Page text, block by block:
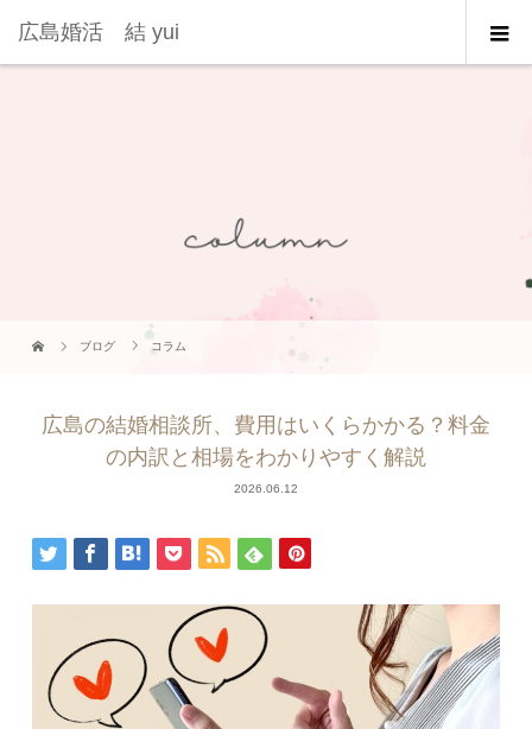
広島婚活 結 yui
ブログ コラム
広島の結婚相談所、費用はいくらかかる？料金
の内訳と相場をわかりやすく解説
2026.06.12